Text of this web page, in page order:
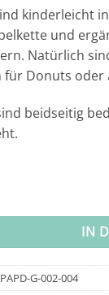
kinderleicht
und
Natürlich
für Donuts oder
beidseitig
- Dino Menge
IN
PAPD-G-002-004